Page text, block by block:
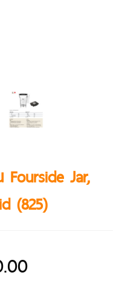
Jar,
(825)